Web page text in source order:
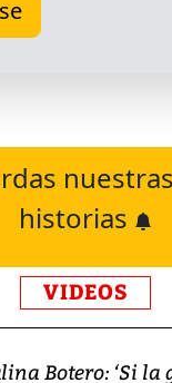
historias
VIDEOS
Botero: ‘Si la